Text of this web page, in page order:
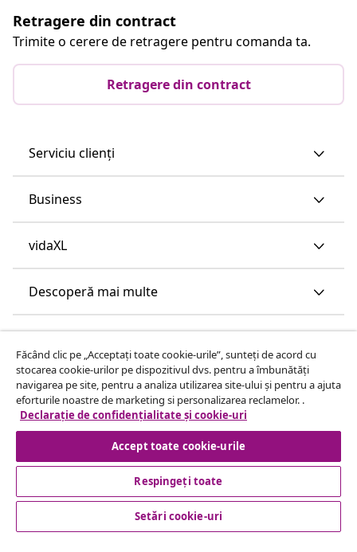
Retragere din contract
Trimite o cerere de retragere pentru comanda ta.
Retragere din contract
Serviciu clienți
Business
vidaXL
Descoperă mai multe
© 2008-2026 vidaXL www.vidaxl.ro este pagina de internet a
Făcând clic pe „Acceptați toate cookie-urile”, sunteți de acord cu
stocarea cookie-urilor pe dispozitivul dvs. pentru a îmbunătăți
navigarea pe site, pentru a analiza utilizarea site-ului și pentru a ajuta
eforturile noastre de marketing si personalizarea reclamelor. .
Declarație de confidențialitate și cookie-uri
Accept toate cookie-urile
Respingeți toate
Setări cookie-uri